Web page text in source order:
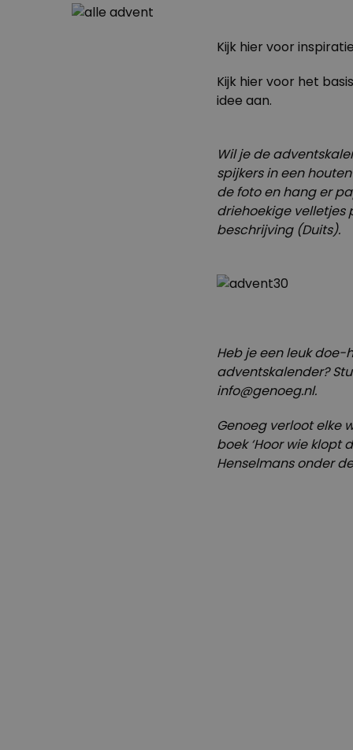
Kijk hier voor
Kijk hier voor het
idee aan.
Wil je de
spijkers in een
de foto en hang er
driehoekige velletjes
beschrijving (Duits).
Heb je een leuk
adventskalender?
info@genoeg.nl.
Genoeg verloot elke
boek ‘Hoor wie klopt
Henselmans onder